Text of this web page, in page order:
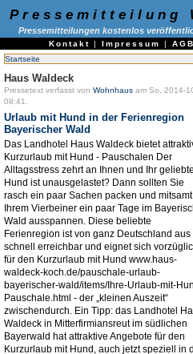
Pressemitteilung
Pressemitteilungen kostenlos
Kontakt | Impressum | AGB
Startseite
Haus Waldeck
Pressetext verfasst von Wohnhaus am So, 2014-
08:41.
Urlaub mit Hund in der Ferienregion
Bayerischer Wald
Das Landhotel Haus Waldeck bietet
Kurzurlaub mit Hund - Pauschalen Der
Alltagsstress zehrt an Ihnen und Ihr
Hund ist unausgelastet? Dann sollten Sie
rasch ein paar Sachen packen und mitsamt
Ihrem Vierbeiner ein paar Tage im
Wald ausspannen. Diese beliebte
Ferienregion ist von ganz Deutschland aus
schnell erreichbar und eignet sich
für den Kurzurlaub mit Hund www.haus-
waldeck-koch.de/pauschale-urlaub-
bayerischer-wald/items/Ihre-Urlaub-mit-
Pauschale.html - der „kleinen Auszeit“
zwischendurch. Ein Tipp: das Landhotel
Waldeck in Mitterfirmiansreut im südlichen
Bayerwald hat attraktive Angebote für den
Kurzurlaub mit Hund, auch jetzt speziell in